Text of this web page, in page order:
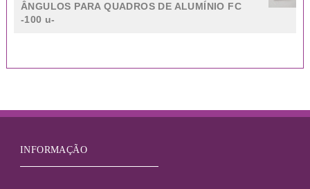
ÂNGULOS PARA QUADROS DE ALUMÍNIO FC
-100 u-
INFORMAÇÃO